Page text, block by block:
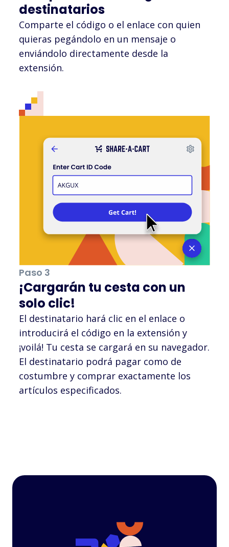
destinatarios
Comparte el código o el enlace con quien
quieras pegándolo en un mensaje o
enviándolo directamente desde la
extensión.
Paso 3
¡Cargarán tu cesta con un
solo clic!
El destinatario hará clic en el enlace o
introducirá el código en la extensión y
¡voilá! Tu cesta se cargará en su navegador.
El destinatario podrá pagar como de
costumbre y comprar exactamente los
artículos especificados.